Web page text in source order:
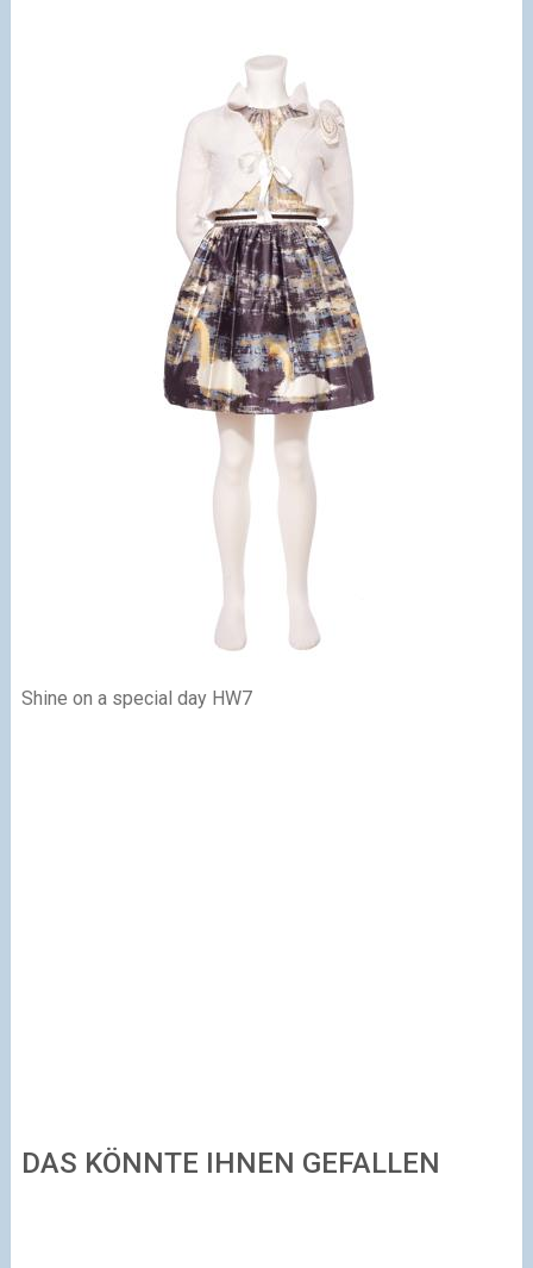
Shine on a special day HW7
DAS KÖNNTE IHNEN GEFALLEN